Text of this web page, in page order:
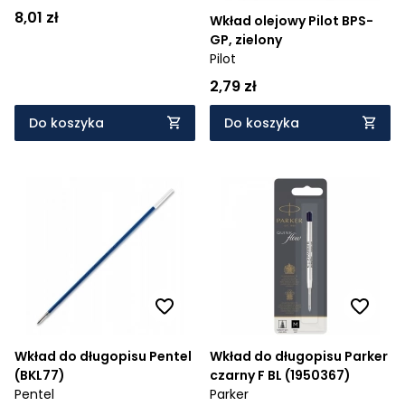
8,01 zł
Do koszyka
Wkład olejowy Pilot BPS-
GP, zielony
Pilot
2,79 zł
Do koszyka
Wkład do długopisu Pentel
(BKL77)
Pentel
Wkład do długopisu Parker
czarny F BL (1950367)
Parker